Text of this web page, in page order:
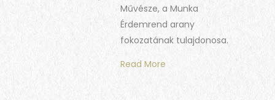
Művésze, a Munka
Érdemrend arany
fokozatának tulajdonosa.
Read More